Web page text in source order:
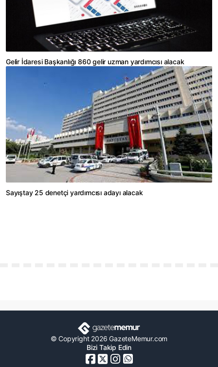
Gelir İdaresi Başkanlığı 860 gelir uzman yardımcısı alacak
Sayıştay 25 denetçi yardımcısı adayı alacak
© Copyright 2026 GazeteMemur.com
Bizi Takip Edin